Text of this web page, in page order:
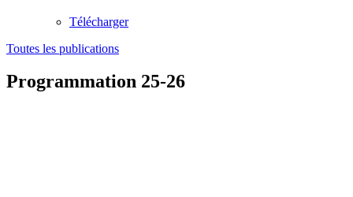
Télécharger
Toutes les publications
Programmation 25-26